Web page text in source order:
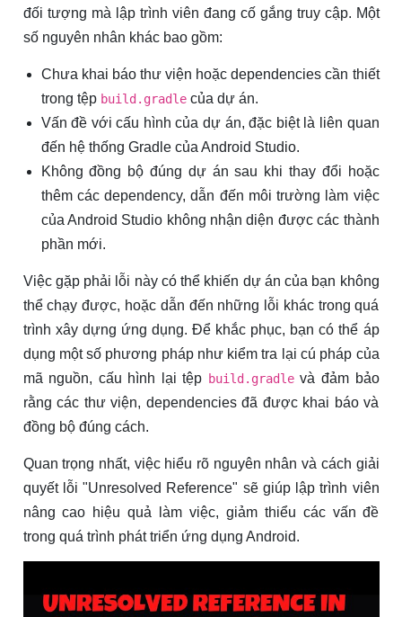
đối tượng mà lập trình viên đang cố gắng truy cập. Một
số nguyên nhân khác bao gồm:
Chưa khai báo thư viện hoặc dependencies cần thiết
trong tệp build.gradlecủa dự án.
Vấn đề với cấu hình của dự án, đặc biệt là liên quan
đến hệ thống Gradle của Android Studio.
Không đồng bộ đúng dự án sau khi thay đổi hoặc
thêm các dependency, dẫn đến môi trường làm việc
của Android Studio không nhận diện được các thành
phần mới.
Việc gặp phải lỗi này có thể khiến dự án của bạn không
thể chạy được, hoặc dẫn đến những lỗi khác trong quá
trình xây dựng ứng dụng. Để khắc phục, bạn có thể áp
dụng một số phương pháp như kiểm tra lại cú pháp của
mã nguồn, cấu hình lại tệp build.gradlevà đảm bảo
rằng các thư viện, dependencies đã được khai báo và
đồng bộ đúng cách.
Quan trọng nhất, việc hiểu rõ nguyên nhân và cách giải
quyết lỗi "Unresolved Reference" sẽ giúp lập trình viên
nâng cao hiệu quả làm việc, giảm thiểu các vấn đề
trong quá trình phát triển ứng dụng Android.